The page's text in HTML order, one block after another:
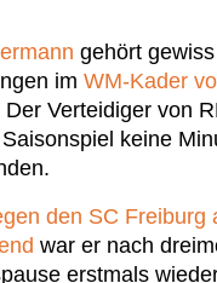
gehört
im WM-Kader
Der Verteidiger von
keine
den SC Freiburg
war er nach
erstmals